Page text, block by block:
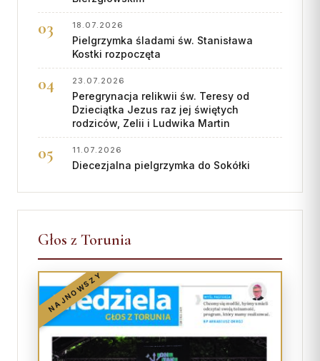
18.07.2026
Pielgrzymka śladami św. Stanisława
Kostki rozpoczęta
23.07.2026
Peregrynacja relikwii św. Teresy od
Dzieciątka Jezus raz jej świętych
rodziców, Zelii i Ludwika Martin
11.07.2026
Diecezjalna pielgrzymka do Sokółki
Głos z Torunia
NAJNOWSZY